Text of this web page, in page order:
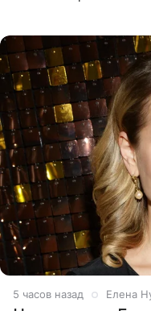
5 часов назад Елена